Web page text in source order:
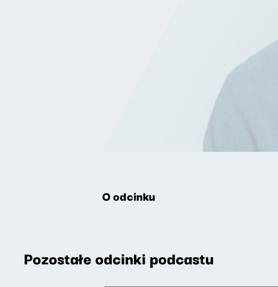
O odcinku
Pozostałe odcinki podcastu